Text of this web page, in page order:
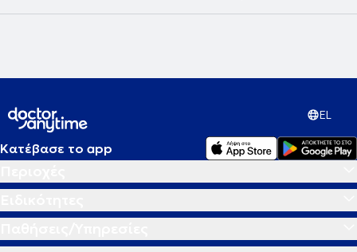
EL
Κατέβασε το app